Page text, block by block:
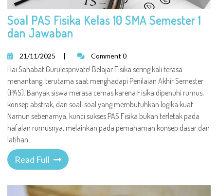
Lainnya
Blog
Soal PAS Fisika Kelas 10 SMA Semester 1
dan Jawaban
21/11/2025 | Comment 0
Hai Sahabat Gurulesprivate! Belajar Fisika sering kali terasa
menantang, terutama saat menghadapi Penilaian Akhir Semester
(PAS). Banyak siswa merasa cemas karena Fisika dipenuhi rumus,
konsep abstrak, dan soal-soal yang membutuhkan logika kuat.
Namun sebenarnya, kunci sukses PAS Fisika bukan terletak pada
hafalan rumusnya, melainkan pada pemahaman konsep dasar dan
latihan
Read Full